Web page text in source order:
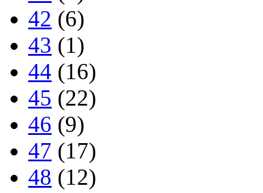
42 (6)
43 (1)
44 (16)
45 (22)
46 (9)
47 (17)
48 (12)